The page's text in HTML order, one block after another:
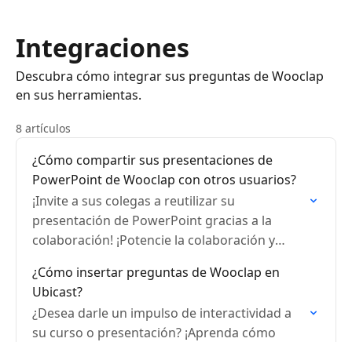
Integraciones
Descubra cómo integrar sus preguntas de Wooclap
en sus herramientas.
8 artículos
¿Cómo compartir sus presentaciones de
PowerPoint de Wooclap con otros usuarios?
¡Invite a sus colegas a reutilizar su
presentación de PowerPoint gracias a la
colaboración! ¡Potencie la colaboración y
¿Cómo insertar preguntas de Wooclap en
Ubicast?
¿Desea darle un impulso de interactividad a
su curso o presentación? ¡Aprenda cómo